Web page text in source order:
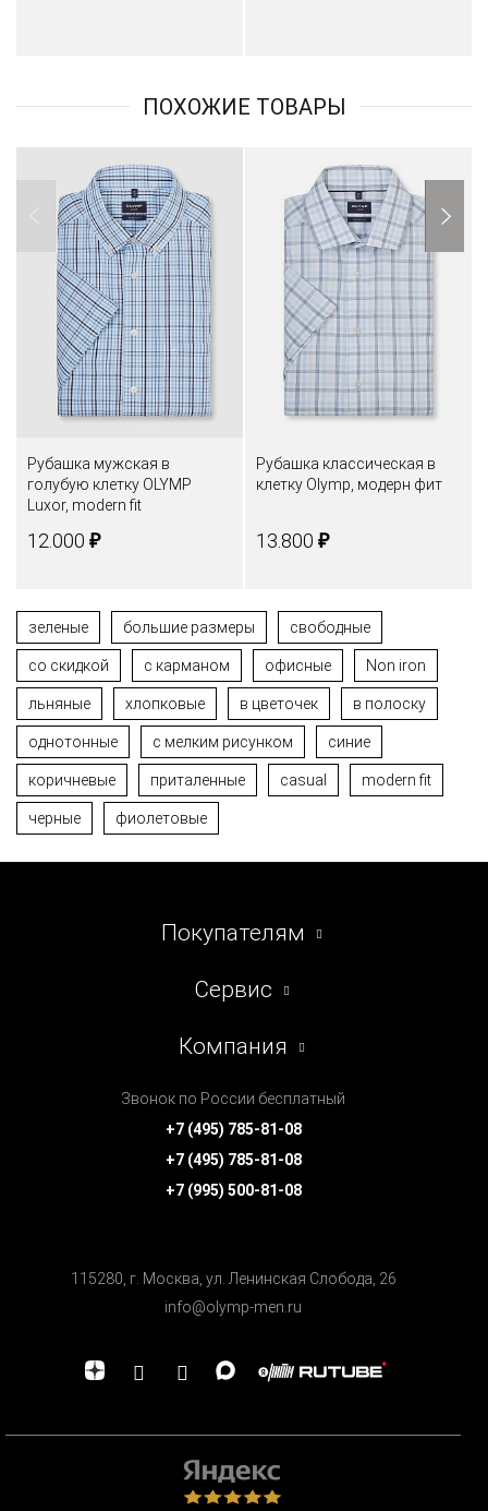
ПОХОЖИЕ ТОВАРЫ
Рубашка мужская в
голубую клетку OLYMP
Luxor, modern fit
12.000 ₽
Рубашка классическая в
клетку Olymp, модерн фит
13.800 ₽
зеленые большие размеры свободные
со скидкой с карманом офисные Non iron
льняные хлопковые в цветочек в полоску
однотонные с мелким рисунком синие
коричневые приталенные casual modern fit
черные фиолетовые
Покупателям
Сервис
Компания
Звонок по России бесплатный
+7 (495) 785-81-08
+7 (495) 785-81-08
+7 (995) 500-81-08
115280, г. Москва, ул. Ленинская Cлобода, 26
info@olymp-men.ru